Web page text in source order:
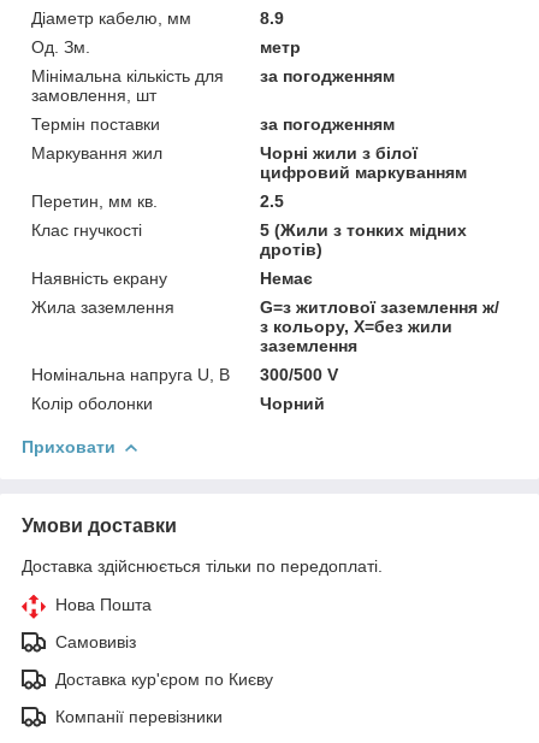
Діаметр кабелю, мм
8.9
Од. Зм.
метр
Мінімальна кількість для
замовлення, шт
за погодженням
Термін поставки
за погодженням
Маркування жил
Чорні жили з білої
цифровий маркуванням
Перетин, мм кв.
2.5
Клас гнучкості
5 (Жили з тонких мідних
дротів)
Наявність екрану
Немає
Жила заземлення
G=з житлової заземлення ж/
з кольору, Х=без жили
заземлення
Номінальна напруга U, В
300/500 V
Колір оболонки
Чорний
Приховати
Умови доставки
Доставка здійснюється тільки по передоплаті.
Нова Пошта
Самовивіз
Доставка кур'єром по Києву
Компанії перевізники